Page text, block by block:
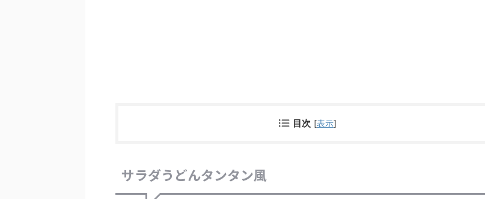
目次 [表示]
サラダうどんタンタン風